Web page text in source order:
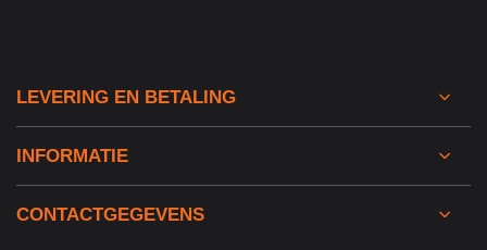
LEVERING EN BETALING
INFORMATIE
CONTACTGEGEVENS